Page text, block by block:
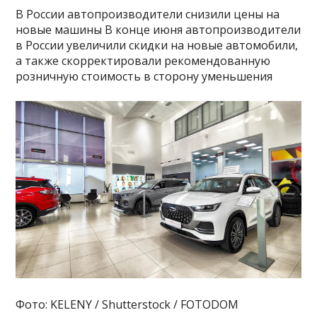
В России автопроизводители снизили цены на
новые машины В конце июня автопроизводители
в России увеличили скидки на новые автомобили,
а также скорректировали рекомендованную
розничную стоимость в сторону уменьшения
Фото: KELENY / Shutterstock / FOTODOM